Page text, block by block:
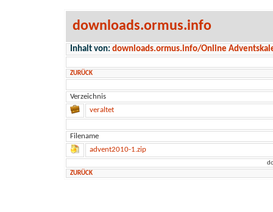
downloads.ormus.info
Inhalt von: downloads.ormus.info/Online
ZURÜCK
Verzeichnis
veraltet
Filename
advent2010-1.zip
ZURÜCK